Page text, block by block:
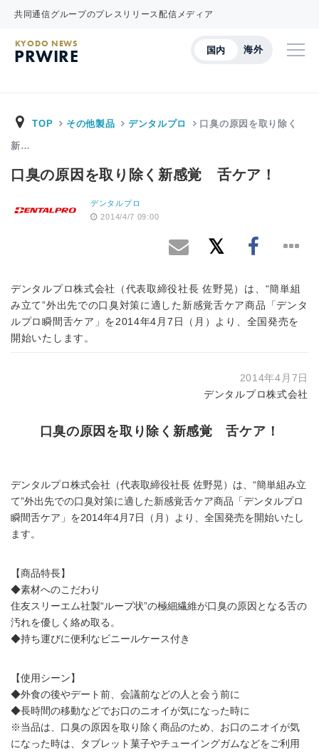
共同通信グループのプレスリリース配信メディア
国内 海外
KYODO NEWS
PRWIRE
TOP その他製品 デンタルプロ 口臭の原因を取り除く
新…
口臭の原因を取り除く新感覚 舌ケア！
デンタルプロ
2014/4/7 09:00
デンタルプロ株式会社（代表取締役社長 佐野晃）は、“簡単組
み立て”外出先での口臭対策に適した新感覚舌ケア商品「デンタ
ルプロ瞬間舌ケア」を2014年4月7日（月）より、全国発売を
開始いたします。
2014年4月7日
デンタルプロ株式会社
口臭の原因を取り除く新感覚 舌ケア！
デンタルプロ株式会社（代表取締役社長 佐野晃）は、“簡単組み立
て”外出先での口臭対策に適した新感覚舌ケア商品「デンタルプロ
瞬間舌ケア」を2014年4月7日（月）より、全国発売を開始いたし
ます。
【商品特長】
◆素材へのこだわり
住友スリーエム社製“ループ状”の極細繊維が口臭の原因となる舌の
汚れを優しく絡め取る。
◆持ち運びに便利なビニールケース付き
【使用シーン】
◆外食の後やデート前、会議前などの人と会う前に
◆長時間の移動などでお口のニオイが気になった時に
※当品は、口臭の原因を取り除く商品のため、お口のニオイが気
になった時は、タブレット菓子やチューイングガムなどをご利用